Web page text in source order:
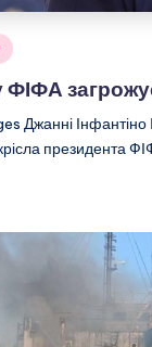
Джанні Інфантіно
президента